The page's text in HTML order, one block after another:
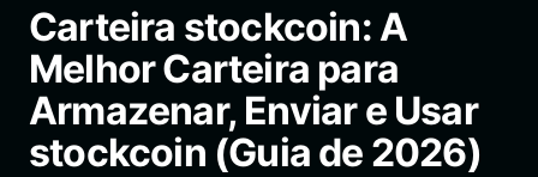
Bahasa Indonesia
ภาษาไทย
Español
Português (Brasil)
Carteira stockcoin: A
Melhor Carteira para
Armazenar, Enviar e Usar
stockcoin (Guia de 2026)